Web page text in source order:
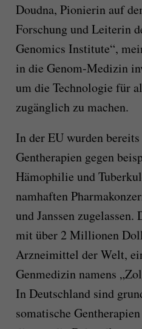
Doudna, Pionierin auf
Forschung und Leiterin
Genomics Institute“,
in die Genom-Medizin
um die Technologie für
zugänglich zu machen.
In der EU wurden bereits
Gentherapien gegen
Hämophilie und
namhaften
und Janssenzugelassen.
mit über 2 Millionen
Arzneimittel der Welt,
Genmedizinnamens
In Deutschland sind
somatische